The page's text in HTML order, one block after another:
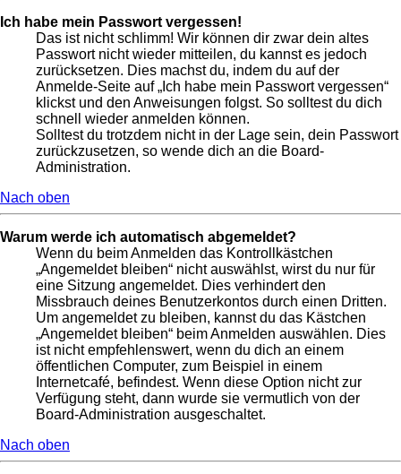
Ich habe mein Passwort vergessen!
Das ist nicht schlimm! Wir können dir zwar dein altes
Passwort nicht wieder mitteilen, du kannst es jedoch
zurücksetzen. Dies machst du, indem du auf der
Anmelde-Seite auf „Ich habe mein Passwort vergessen“
klickst und den Anweisungen folgst. So solltest du dich
schnell wieder anmelden können.
Solltest du trotzdem nicht in der Lage sein, dein Passwort
zurückzusetzen, so wende dich an die Board-
Administration.
Nach oben
Warum werde ich automatisch abgemeldet?
Wenn du beim Anmelden das Kontrollkästchen
„Angemeldet bleiben“ nicht auswählst, wirst du nur für
eine Sitzung angemeldet. Dies verhindert den
Missbrauch deines Benutzerkontos durch einen Dritten.
Um angemeldet zu bleiben, kannst du das Kästchen
„Angemeldet bleiben“ beim Anmelden auswählen. Dies
ist nicht empfehlenswert, wenn du dich an einem
öffentlichen Computer, zum Beispiel in einem
Internetcafé, befindest. Wenn diese Option nicht zur
Verfügung steht, dann wurde sie vermutlich von der
Board-Administration ausgeschaltet.
Nach oben